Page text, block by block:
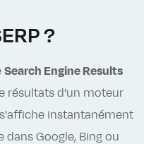
?
Search Engine Results
résultats d'un moteur
instantanément
dans Google, Bing ou